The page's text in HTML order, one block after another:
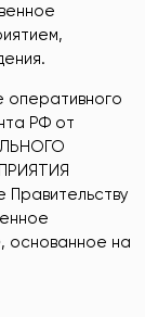
оперативного
РФ от
основанное на